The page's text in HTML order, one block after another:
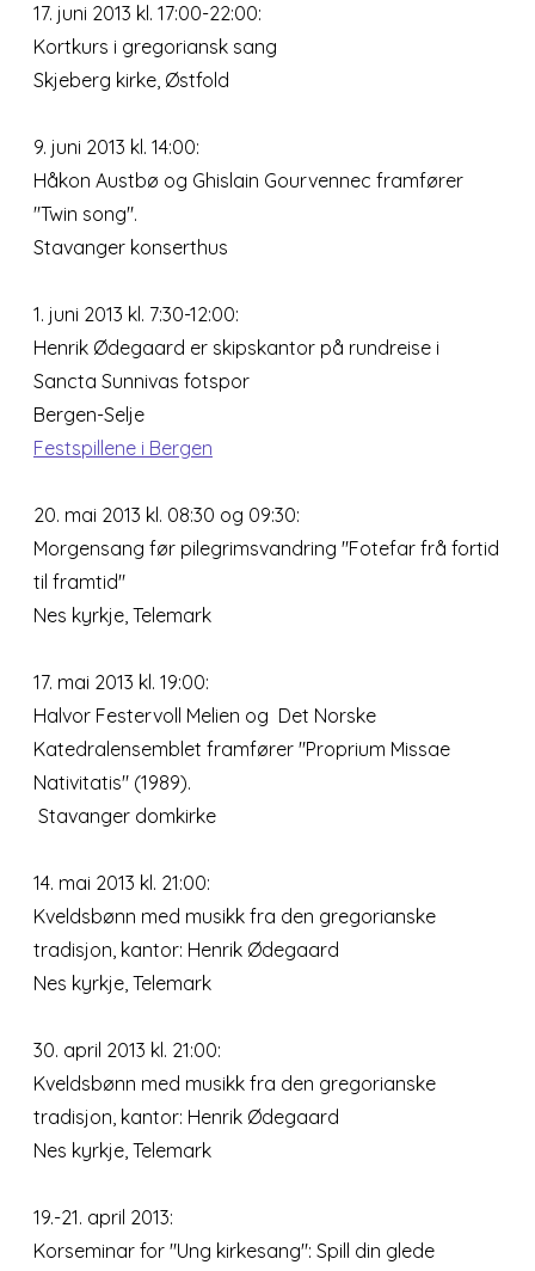
17. juni 2013 kl. 17:00-22:00:
Kortkurs i gregoriansk sang
Skjeberg kirke, Østfold
9. juni 2013 kl. 14:00:
Håkon Austbø og Ghislain Gourvennec framfører
"Twin song".
Stavanger konserthus
1. juni 2013 kl. 7:30-12:00:
Henrik Ødegaard er skipskantor på rundreise i
Sancta Sunnivas fotspor
Bergen-Selje
Festspillene i Bergen
20. mai 2013 kl. 08:30 og 09:30:
Morgensang før pilegrimsvandring "Fotefar frå fortid
til framtid"
Nes kyrkje, Telemark
17. mai 2013 kl. 19:00:
Halvor Festervoll Melien og Det Norske
Katedralensemblet framfører "Proprium Missae
Nativitatis" (1989).
Stavanger domkirke
14. mai 2013 kl. 21:00:
Kveldsbønn med musikk fra den gregorianske
tradisjon, kantor: Henrik Ødegaard
Nes kyrkje, Telemark
30. april 2013 kl. 21:00:
Kveldsbønn med musikk fra den gregorianske
tradisjon, kantor: Henrik Ødegaard
Nes kyrkje, Telemark
19.-21. april 2013:
Korseminar for "Ung kirkesang": Spill din glede